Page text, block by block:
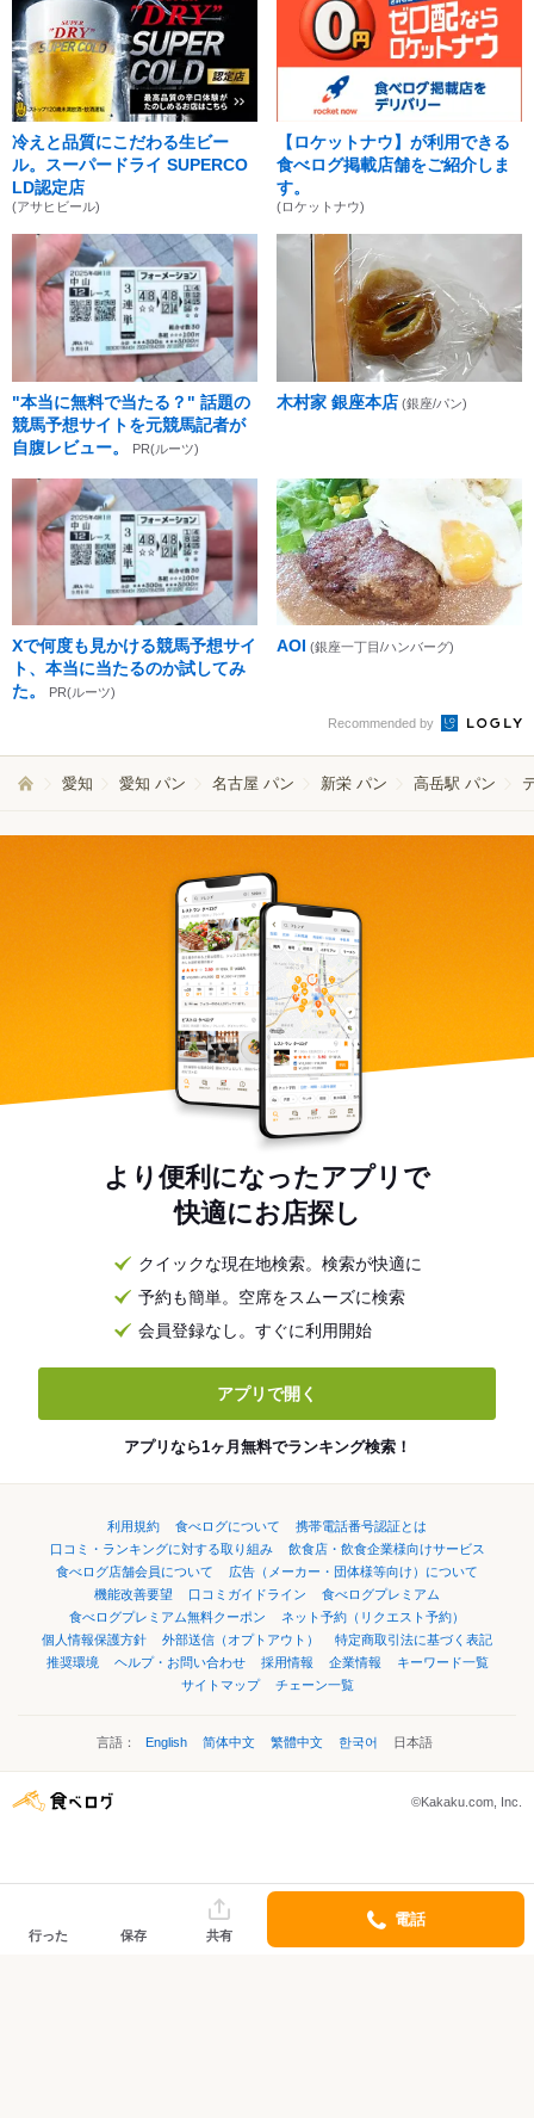
冷えと品質にこだわる生ビー
ル。スーパードライ SUPERCO
LD認定店
(アサヒビール)
【ロケットナウ】が利用できる
食べログ掲載店舗をご紹介しま
す。
(ロケットナウ)
"本当に無料で当たる？" 話題の
競馬予想サイトを元競馬記者が
自腹レビュー。
PR(ルーツ)
木村家 銀座本店 (銀座/パン)
Xで何度も見かける競馬予想サイ
ト、本当に当たるのか試してみ
た。
PR(ルーツ)
AOI (銀座一丁目/ハンバーグ)
Recommended by
愛知 愛知 パン 名古屋 パン 新栄 パン 高岳駅 パン
より便利になったアプリで
快適にお店探し
クイックな現在地検索。検索が快適に
予約も簡単。空席をスムーズに検索
会員登録なし。すぐに利用開始
アプリで開く
アプリなら1ヶ月無料でランキング検索！
利用規約 食べログについて
携帯電話番号認証とは
口コミ・ランキングに対する取り組み
飲食店・飲食企業様向けサービス
食べログ店舗会員について
広告（メーカー・団体様等向け）について
機能改善要望
口コミガイドライン
食べログプレミアム
食べログプレミアム無料クーポン
ネット予約（リクエスト予約）
個人情報保護方針
外部送信（オプトアウト）
特定商取引法に基づく表記
推奨環境
ヘルプ・お問い合わせ 採用情報 企業情報
キーワード一覧
サイトマップ
チェーン一覧
言語： English 简体中文 繁體中文 한국어 日本語
©Kakaku.com, Inc.
行った 保存 共有
電話